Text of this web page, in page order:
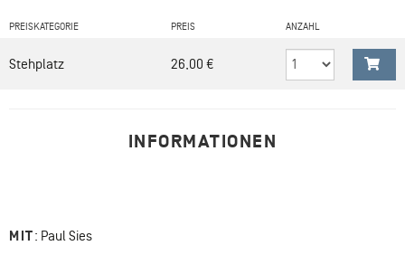
PREISKATEGORIE PREIS ANZAHL
Stehplatz 26,00 €
INFORMATIONEN
MIT: Paul Sies